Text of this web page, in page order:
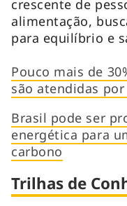
crescente de
alimentação,
para equilíbrio e
Pouco mais de
são atendidas por
Brasil pode ser
energética para
carbono
Trilhas de